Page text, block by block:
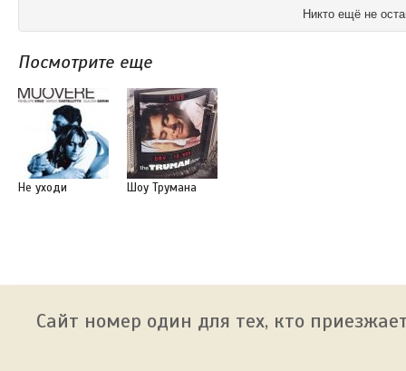
Никто ещё не
Посмотрите еще
Не уходи Шоу Трумана
Сайт номер один для тех, кто